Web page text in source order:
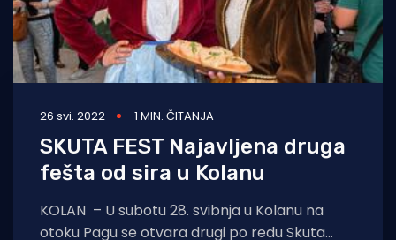
26 svi. 2022 1 MIN. ČITANJA
SKUTA FEST Najavljena druga
fešta od sira u Kolanu
KOLAN – U subotu 28. svibnja u Kolanu na
otoku Pagu se otvara drugi po redu Skuta